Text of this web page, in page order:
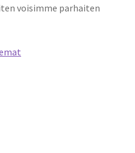
voisimme parhaiten